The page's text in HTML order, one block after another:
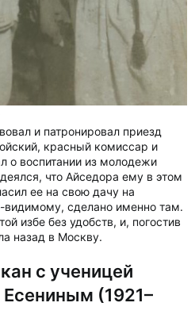
и патронировал приезд
красный комиссар и
о воспитании из молодежи
что Айседора ему в этом
ее на свою дачу на
видимому, сделано именно там.
избе без удобств, и, погостив
назад в Москву.
с ученицей
(1921–